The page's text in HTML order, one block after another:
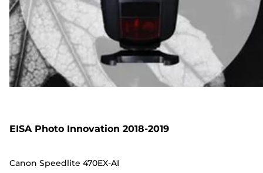
EISA Photo Innovation 2018-2019
Canon Speedlite 470EX-AI